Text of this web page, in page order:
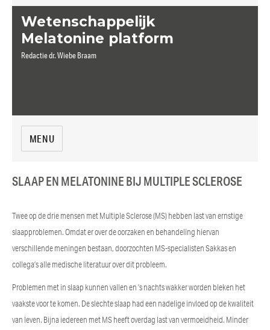
Wetenschappelijk
Melatonine platform
Redactie dr. Wiebe Braam
MENU
SLAAP EN MELATONINE BIJ MULTIPLE SCLEROSE
Twee op de drie mensen met Multiple Sclerose (MS) hebben last van ernstige
slaapproblemen. Omdat er over de oorzaken en behandeling hiervan
verschillende meningen bestaan, doorzochten MS-specialisten Sakkas en
collega’s alle medische literatuur over dit probleem.
Problemen met in slaap kunnen vallen en ’s nachts wakker worden bleken het
vaakste voor te komen. De slechte slaap had een nadelige invloed op de kwaliteit
van leven. Bijna iedereen met MS heeft overdag last van vermoeidheid. Minder